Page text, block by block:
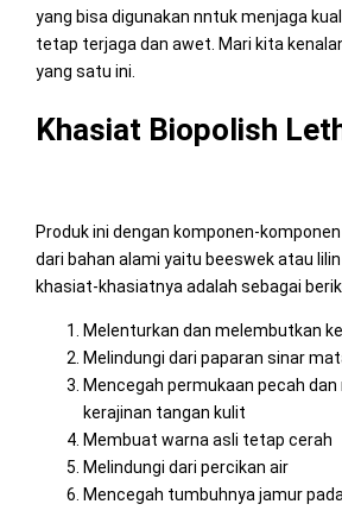
yang bisa digunakan nntuk menjaga
tetap terjaga dan awet. Mari kita
yang satu ini.
Khasiat Biopolish
Produk ini dengan komponen-
dari bahan alami yaitu beeswek atau
khasiat-khasiatnya adalah sebagai
Melenturkan dan melembutkan
Melindungi dari paparan sinar
Mencegah permukaan pecah
kerajinan tangan kulit
Membuat warna asli tetap cerah
Melindungi dari percikan air
Mencegah tumbuhnya jamur